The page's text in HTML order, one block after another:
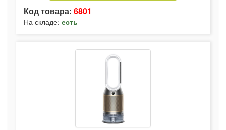
Код товара: 6801
На складе: есть